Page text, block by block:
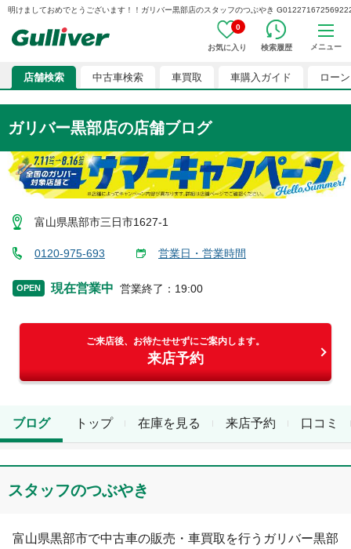
明けましておめでとうございます！！ガリバー黒部店のスタッフのつぶやき
0
お気に入り 検索履歴 メニュー
店舗検索 中古車検索 車買取 車購入ガイド ローン
ガリバー黒部店の店舗ブログ
富山県黒部市三日市1627-1
0120-975-693 営業日・営業時間
OPEN 現在営業中 営業終了 ： 19:00
ご来店後、お待たせせずにご案内します。
来店予約
トップ 在庫を見る 来店予約 口コミ
ブログ
スタッフのつぶやき
富山県黒部市で中古車の販売・車買取を行う ガリバー黒部